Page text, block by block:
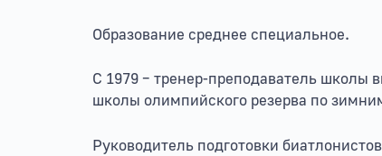
Образование среднее специальное.
С 1979 – тренер-преподаватель школы
школы олимпийского резерва по
Руководитель подготовки